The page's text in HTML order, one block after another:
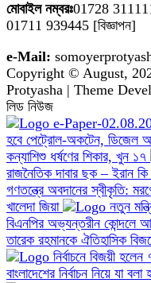
মোবাইল নম্বরঃ01728
01711 939445 [বিজ্ঞাপন]
e-Mail:
Copyright © August,
Protyasha | Theme
লিড নিউজ
e-Paper-
হবে পেট্রোল-অকটেন, ডিজেল
কন্যাশিশু ধর্ষণের শিকার, খুন ১৭
রাজনৈতিক দাবার ছক – ইরান
গণতন্ত্রে অবদানের স্বীকৃতি:
খালেদা জিয়া
নতুন
বিএনপির অভ্যন্তরীন কোন্দলে
তারেক রহমানকে ঐতিহাসিক
নির্বাচনে বিজয়ী হলেন
বাংলাদেশের নির্বাচন নিয়ে যা